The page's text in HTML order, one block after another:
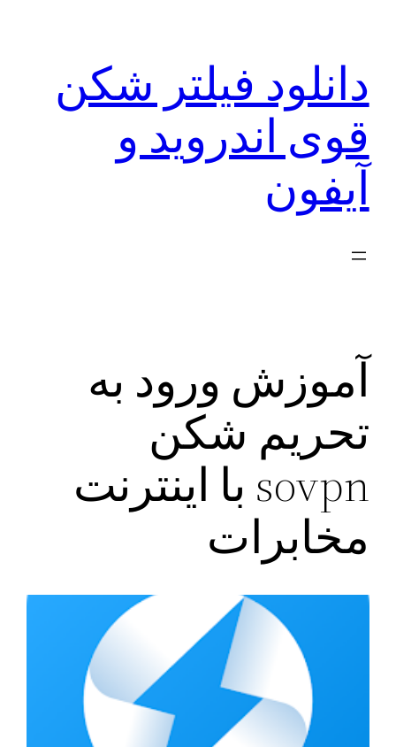
دانلود فیلتر شکن
قوی اندروید و
آیفون
آموزش ورود به
تحریم شکن
sovpn با اینترنت
مخابرات